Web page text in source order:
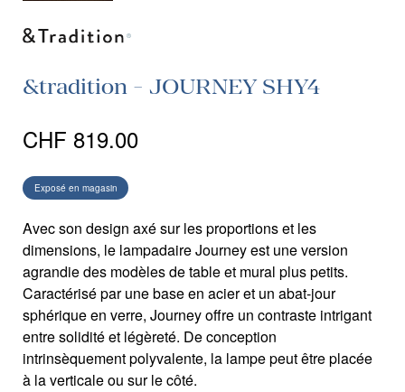
&tradition - JOURNEY SHY4
CHF 819.00
Exposé en magasin
Avec son design axé sur les proportions et les
dimensions, le lampadaire Journey est une version
agrandie des modèles de table et mural plus petits.
Caractérisé par une base en acier et un abat-jour
sphérique en verre, Journey offre un contraste intrigant
entre solidité et légèreté. De conception
intrinsèquement polyvalente, la lampe peut être placée
à la verticale ou sur le côté.